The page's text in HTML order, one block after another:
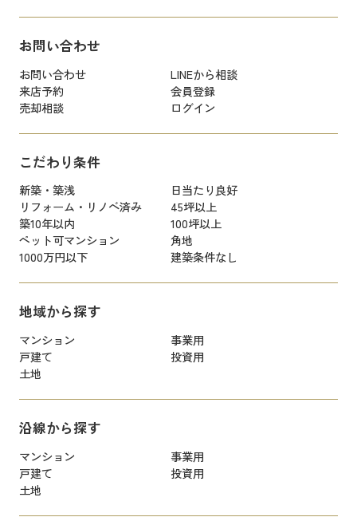
お問い合わせ
お問い合わせ
LINEから相談
来店予約
会員登録
売却相談
ログイン
こだわり条件
新築・築浅
日当たり良好
リフォーム・リノベ済み
45坪以上
築10年以内
100坪以上
ペット可マンション
角地
1000万円以下
建築条件なし
地域から探す
マンション
事業用
戸建て
投資用
土地
沿線から探す
マンション
事業用
戸建て
投資用
土地